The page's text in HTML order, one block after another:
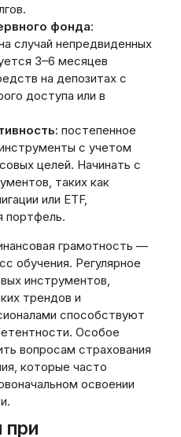
фонда:
случай непредвиденных
3–6 месяцев
на депозитах с
доступа или в
: постепенное
с учетом
целей. Начинать с
таких как
или ETF‚
портфель.
грамотность —
обучения. Регулярное
инструментов‚
трендов и
способствуют
Особое
вопросам страхования
которые часто
освоении
при